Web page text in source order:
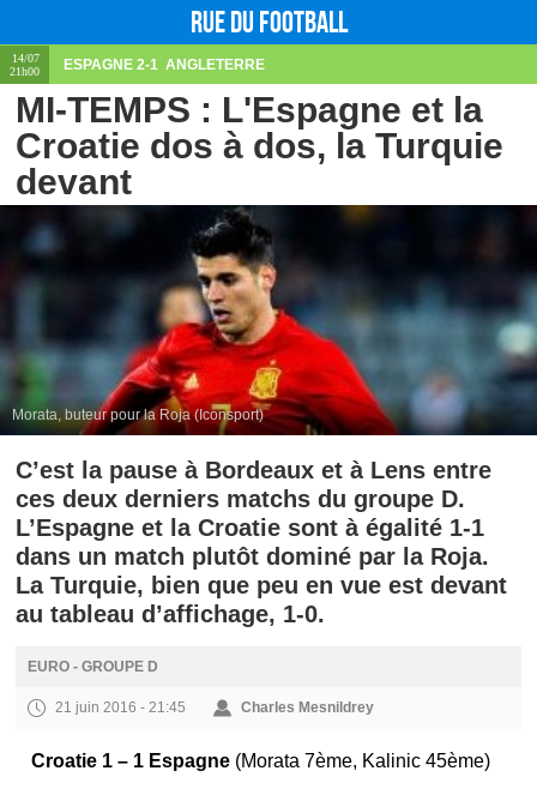
Rue du football
14/07
21h00
ESPAGNE 2-1 ANGLETERRE
MI-TEMPS : L'Espagne et la
Croatie dos à dos, la Turquie
devant
Morata, buteur pour la Roja (Iconsport)
C’est la pause à Bordeaux et à Lens entre
ces deux derniers matchs du groupe D.
L’Espagne et la Croatie sont à égalité 1-1
dans un match plutôt dominé par la Roja.
La Turquie, bien que peu en vue est devant
au tableau d’affichage, 1-0.
EURO - GROUPE D
21 juin 2016 - 21:45 Charles Mesnildrey
Croatie 1 – 1 Espagne (Morata 7ème, Kalinic 45ème)